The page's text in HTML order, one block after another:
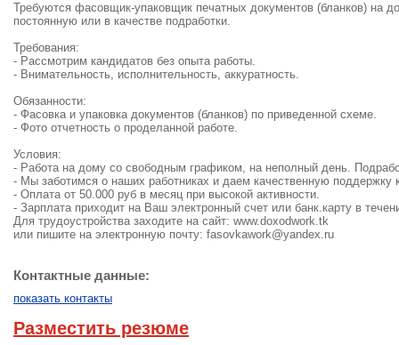
Требуются фасовщик-упаковщик печатных документов (бланков) на
постоянную или в качестве подработки.
Требования:
- Рассмотрим кандидатов без опыта работы.
- Внимательность, исполнительность, аккуратность.
Обязанности:
- Фасовка и упаковка документов (бланков) по приведенной схеме.
- Фото отчетность о проделанной работе.
Условия:
- Работа на дому со свободным графиком, на неполный день.
- Мы заботимся о наших работниках и даем качественную поддержку
- Оплата от 50.000 руб в месяц при высокой активности.
- Зарплата приходит на Ваш электронный счет или банк.карту в
Для трудоустройства заходите на сайт: www.doxodwork.tk
или пишите на электронную почту: fasovkawork@yandex.ru
Контактные данные:
показать контакты
Разместить резюме